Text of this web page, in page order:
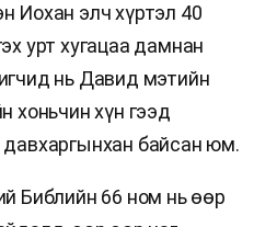
Иохан элч хүртэл 40
урт хугацаа дамнан
нь Давид мэтийн
хоньчин хүн гээд
давхаргынхан байсан юм.
Библийн 66 ном нь өөр